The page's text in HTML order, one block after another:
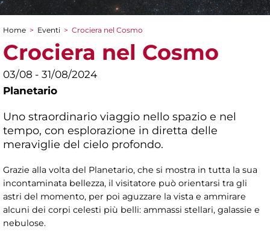
Tu sei qui
Home > Eventi > Crociera nel Cosmo
Crociera nel Cosmo
03/08 - 31/08/2024
Planetario
Uno straordinario viaggio nello spazio e nel
tempo, con esplorazione in diretta delle
meraviglie del cielo profondo.
Grazie alla volta del Planetario, che si mostra in tutta la sua
incontaminata bellezza, il visitatore può orientarsi tra gli
astri del momento, per poi aguzzare la vista e ammirare
alcuni dei corpi celesti più belli: ammassi stellari, galassie e
nebulose.